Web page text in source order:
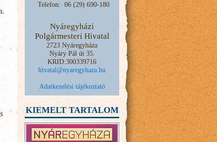
Telefon: 06 (29) 690-180
Nyáregyházi
Polgármesteri Hivatal
2723 Nyáregyháza
Nyáry Pál út 35.
KRID:300339716
hivatal@nyaregyhaza.hu
Adatkezelési tájékoztató
KIEMELT TARTALOM